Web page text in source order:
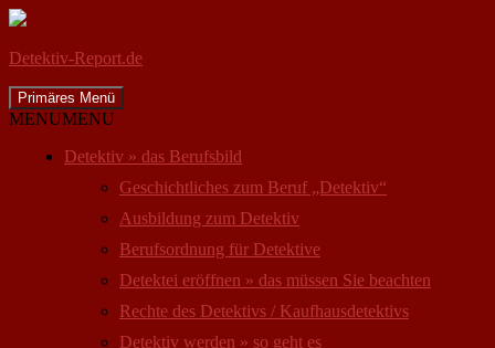
Detektiv-Report.de
Suchen
Primäres Menü
Inhalt
MENUMENU
Detektiv » das Berufsbild
Geschichtliches zum Beruf „Detektiv“
Ausbildung zum Detektiv
Berufsordnung für Detektive
Detektei eröffnen » das müssen Sie beachten
Rechte des Detektivs / Kaufhausdetektivs
Detektiv werden » so geht es